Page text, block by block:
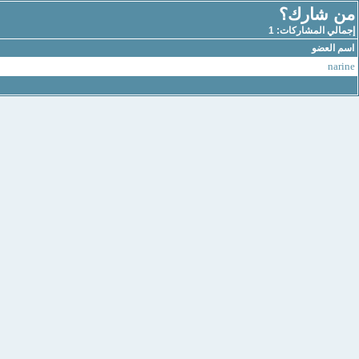
من شارك؟
إجمالي المشاركات: 1
اسم العضو
narine